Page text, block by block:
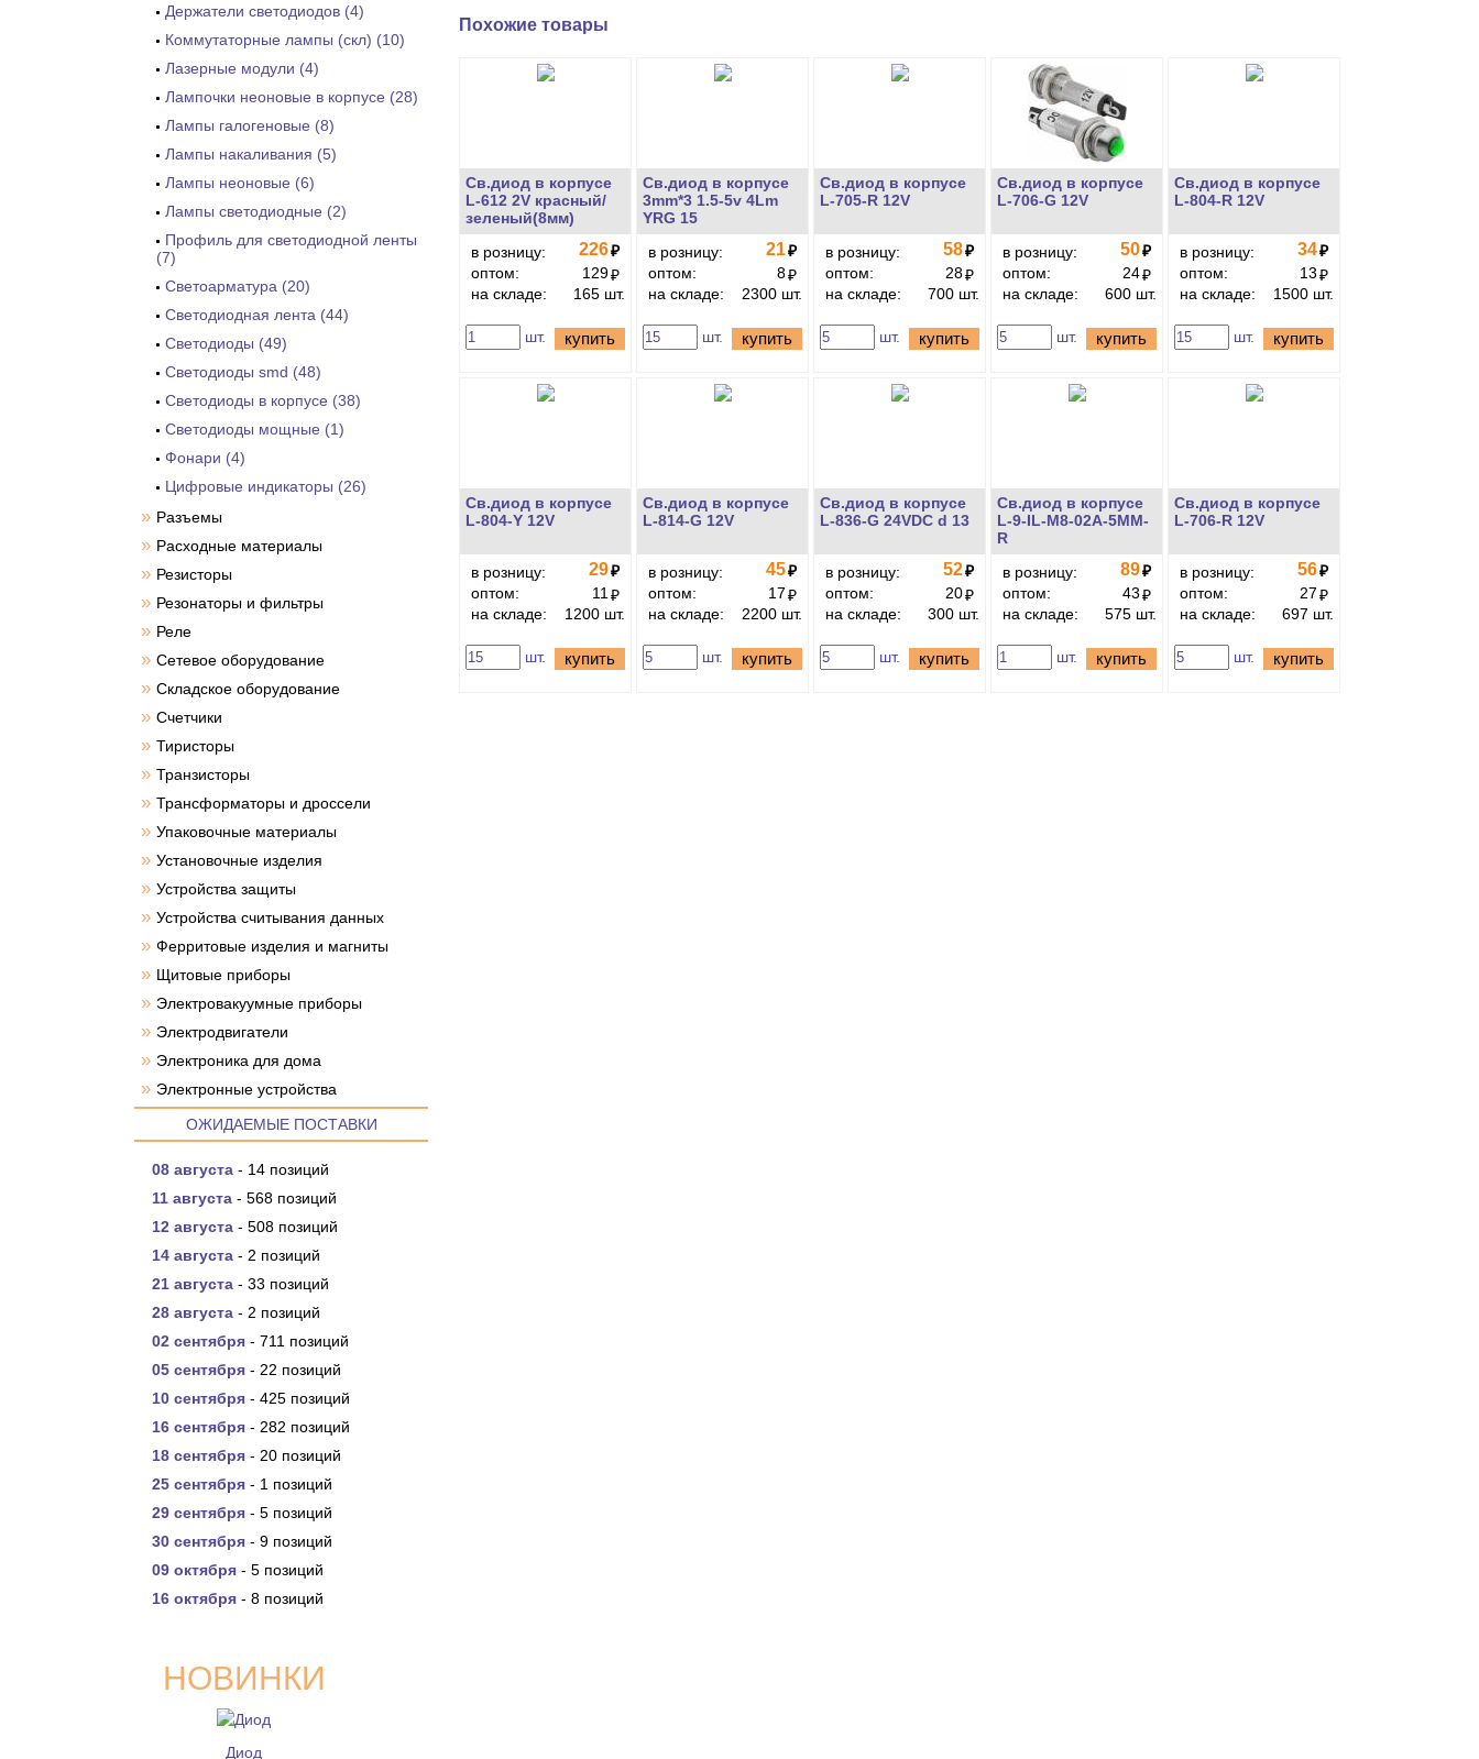
Держатели светодиодов (4)
Коммутаторные лампы (скл) (10)
Лазерные модули (4)
Лампочки неоновые в корпусе (28)
Лампы галогеновые (8)
Лампы накаливания (5)
Лампы неоновые (6)
Лампы светодиодные (2)
Профиль для светодиодной ленты
(7)
Светоарматура (20)
Светодиодная лента (44)
Светодиоды (49)
Светодиоды smd (48)
Светодиоды в корпусе (38)
Светодиоды мощные (1)
Фонари (4)
Цифровые индикаторы (26)
» Разъемы
» Расходные материалы
» Резисторы
» Резонаторы и фильтры
» Реле
» Сетевое оборудование
» Складское оборудование
» Счетчики
» Тиристоры
» Транзисторы
» Трансформаторы и дроссели
» Упаковочные материалы
» Установочные изделия
» Устройства защиты
» Устройства считывания данных
» Ферритовые изделия и магниты
» Щитовые приборы
» Электровакуумные приборы
» Электродвигатели
» Электроника для дома
» Электронные устройства
ОЖИДАЕМЫЕ ПОСТАВКИ
08 августа - 14 позиций
11 августа - 568 позиций
12 августа - 508 позиций
14 августа - 2 позиций
21 августа - 33 позиций
28 августа - 2 позиций
02 сентября - 711 позиций
05 сентября - 22 позиций
10 сентября - 425 позиций
16 сентября - 282 позиций
18 сентября - 20 позиций
25 сентября - 1 позиций
29 сентября - 5 позиций
30 сентября - 9 позиций
09 октября - 5 позиций
16 октября - 8 позиций
НОВИНКИ
Диод
Похожие товары
Св.диод в корпусе
L-612 2V красный/
зеленый(8мм)
в розницу:
226₽
оптом:
129₽
на складе:
165 шт.
шт. купить
Св.диод в корпусе
3mm*3 1.5-5v 4Lm
YRG 15
в розницу:
21₽
оптом:
8₽
на складе:
2300 шт.
шт. купить
Св.диод в корпусе
L-705-R 12V
в розницу: 58₽
оптом:
28₽
на складе:
700 шт.
шт. купить
Св.диод в корпусе
L-706-G 12V
в розницу: 50₽
оптом:
24₽
на складе:
600 шт.
шт. купить
Св.диод в корпусе
L-804-R 12V
в розницу: 34₽
оптом:
13₽
на складе:
1500 шт.
шт. купить
Св.диод в корпусе
L-804-Y 12V
в розницу: 29₽
оптом:
11 ₽
на складе:
1200 шт.
шт. купить
Св.диод в корпусе
L-814-G 12V
в розницу: 45₽
оптом:
17₽
на складе:
2200 шт.
шт. купить
Св.диод в корпусе
L-836-G 24VDC d 13
в розницу: 52₽
оптом:
20₽
на складе:
300 шт.
шт. купить
Св.диод в корпусе
L-9-IL-M8-02A-5MM-
R
в розницу:
89₽
оптом:
43₽
на складе:
575 шт.
шт. купить
Св.диод в корпусе
L-706-R 12V
в розницу: 56₽
оптом:
27₽
на складе:
697 шт.
шт. купить